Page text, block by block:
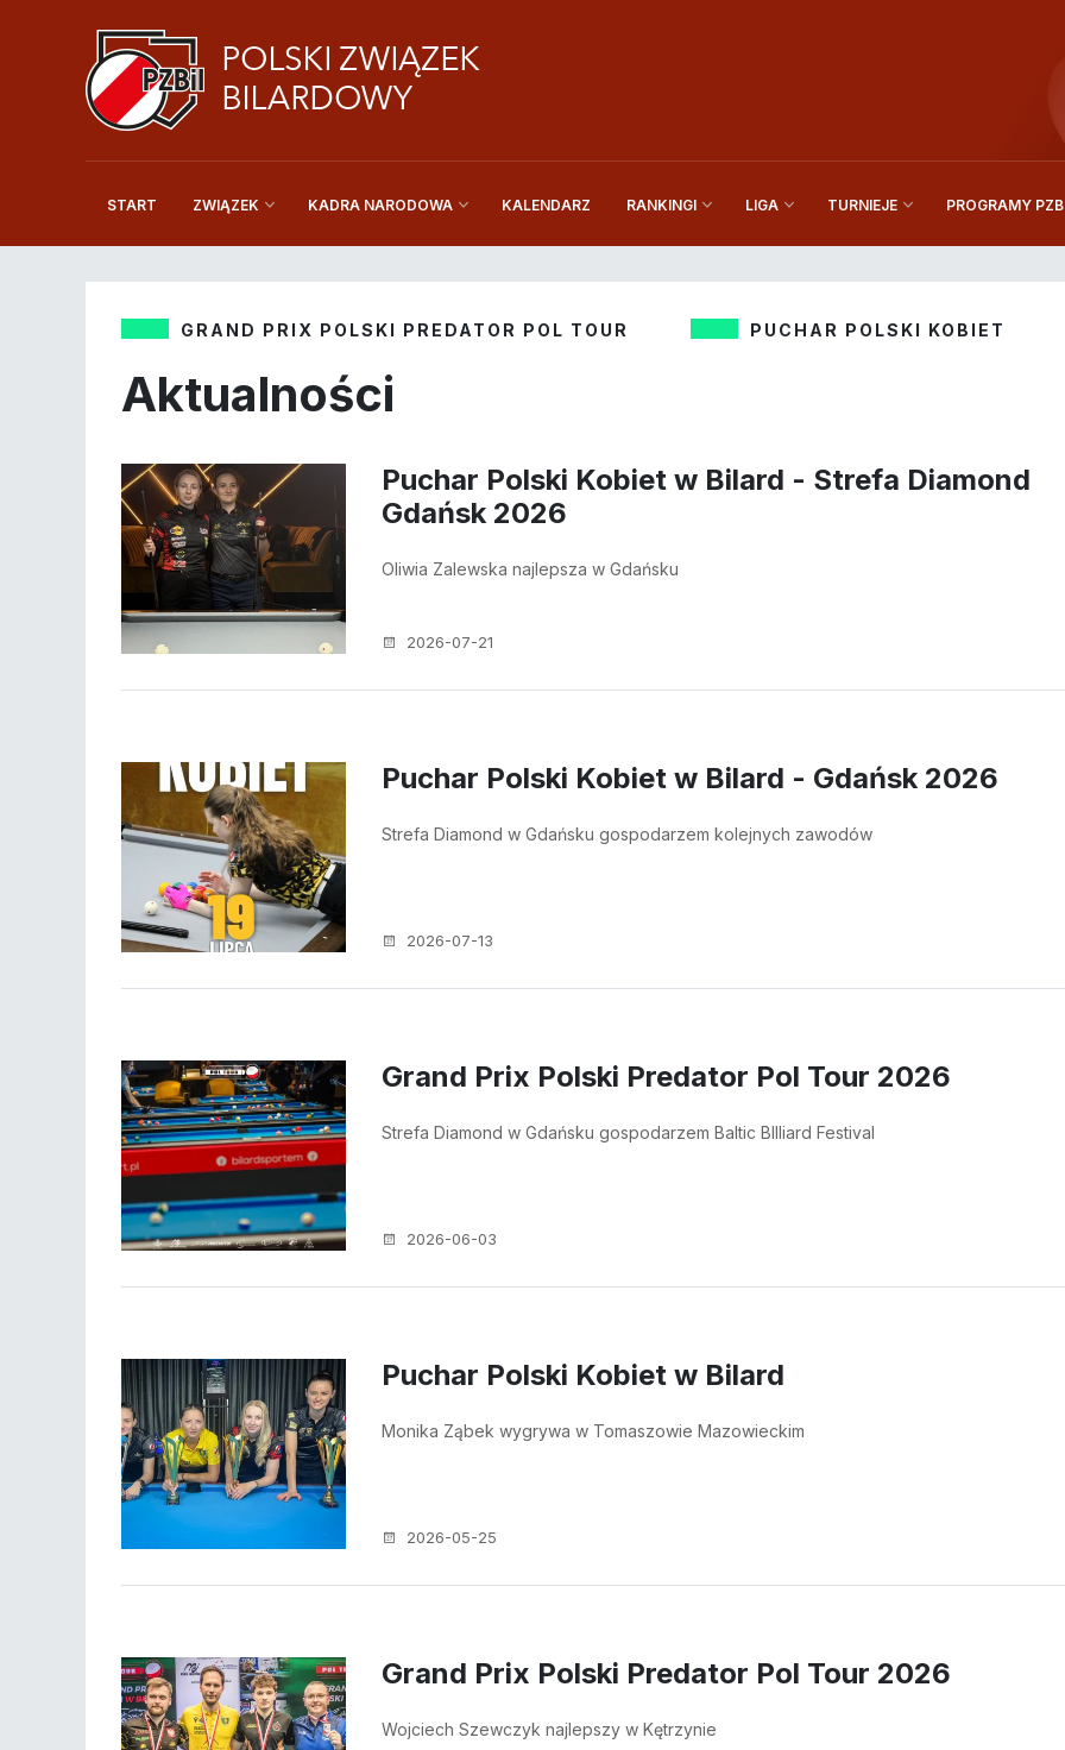
START ZWIĄZEK KADRA NARODOWA KALENDARZ RANKINGI LIGA TURNIEJE PROGRAMY
GRAND PRIX POLSKI PREDATOR POL TOUR PUCHAR POLSKI KOBIET
Aktualności
Puchar Polski Kobiet w Bilard - Strefa Diamond
Gdańsk 2026
Oliwia Zalewska najlepsza w Gdańsku
2026-07-21
Puchar Polski Kobiet w Bilard - Gdańsk 2026
Strefa Diamond w Gdańsku gospodarzem kolejnych zawodów
2026-07-13
Grand Prix Polski Predator Pol Tour 2026
Strefa Diamond w Gdańsku gospodarzem Baltic BIlliard Festival
2026-06-03
Puchar Polski Kobiet w Bilard
Monika Ząbek wygrywa w Tomaszowie Mazowieckim
2026-05-25
Grand Prix Polski Predator Pol Tour 2026
Wojciech Szewczyk najlepszy w Kętrzynie